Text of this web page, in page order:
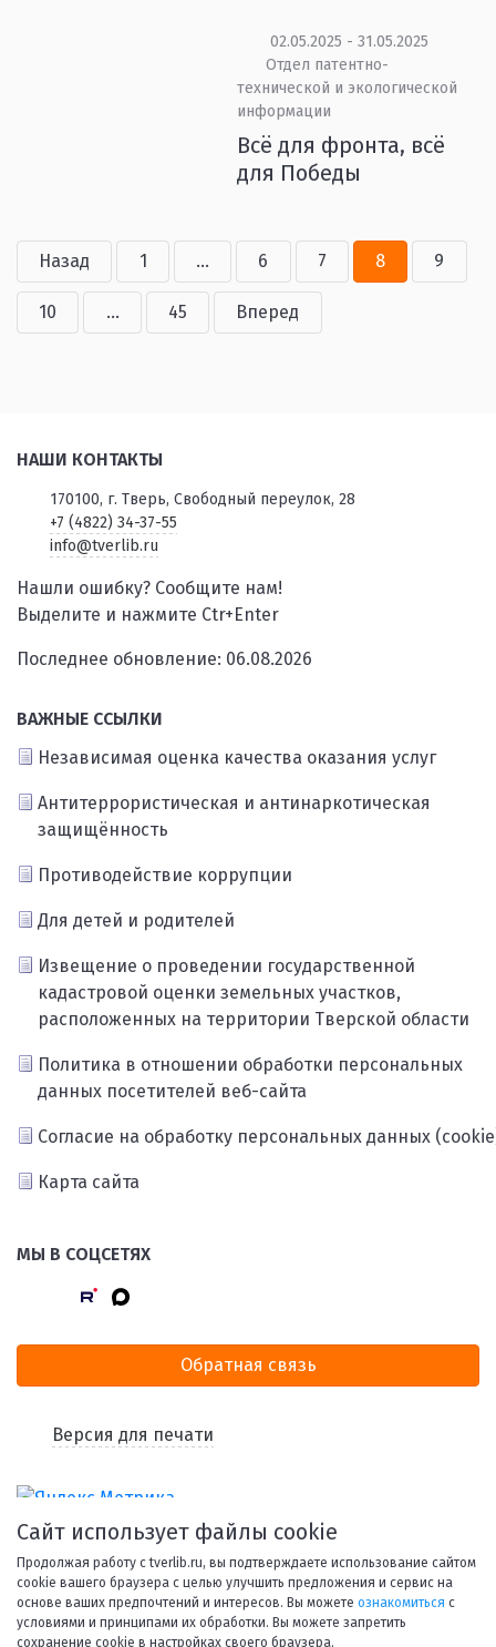
02.05.2025 - 31.05.2025
Отдел патентно-
технической и экологической
информации
Всё для фронта, всё
для Победы
Назад 1 ... 6 7 8 9
10 ... 45 Вперед
НАШИ КОНТАКТЫ
170100, г. Тверь, Свободный переулок, 28
+7 (4822) 34-37-55
info@tverlib.ru
Нашли ошибку? Сообщите нам!
Выделите и нажмите Ctr+Enter
Последнее обновление: 06.08.2026
ВАЖНЫЕ ССЫЛКИ
Независимая оценка качества оказания услуг
Антитеррористическая и антинаркотическая
защищённость
Противодействие коррупции
Для детей и родителей
Извещение о проведении государственной
кадастровой оценки земельных участков,
расположенных на территории Тверской области
Политика в отношении обработки персональных
данных посетителей веб-сайта
Согласие на обработку персональных данных
Карта сайта
МЫ В СОЦСЕТЯХ
Обратная связь
Версия для печати
© 1998-2026 Тверская областная библиотека им. А. М.
Сайт использует файлы cookie
Продолжая работу с tverlib.ru, вы подтверждаете использование сайтом
cookie вашего браузера с целью улучшить предложения и сервис на
основе ваших предпочтений и интересов. Вы можете ознакомиться с
условиями и принципами их обработки. Вы можете запретить
сохранение cookie в настройках своего браузера.